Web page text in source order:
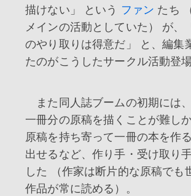
描けない」 という ファン たち
メインの活動としていた） が
のやり取りは得意だ」 と、編集
たのがこうしたサークル活動登
また同人誌ブームの初期には
一冊分の原稿を描くことが難し
原稿を持ち寄って一冊の本を作る
出せるなど、作り手・受け取り
した （作家は断片的な原稿で
作品が常に読める）。